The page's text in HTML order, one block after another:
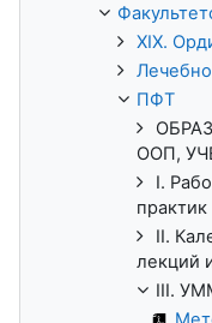
XIX.
ПФТ
ООП,
I.
практик
II.
лекций
III.